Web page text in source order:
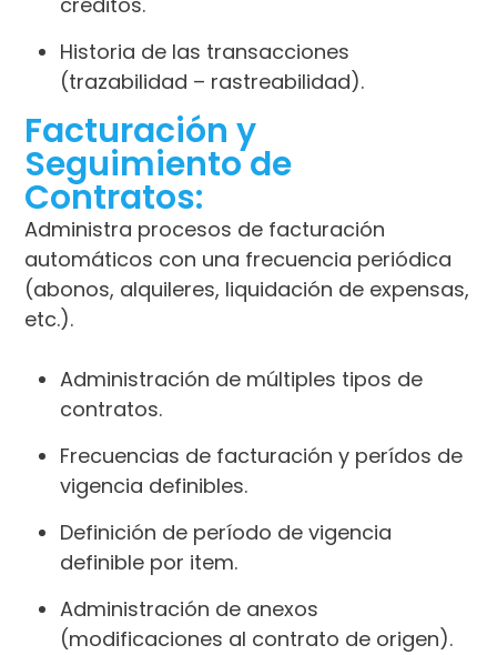
Historia de las transacciones
(trazabilidad – rastreabilidad).
Facturación y
Seguimiento de
Contratos:
Administra procesos de facturación
automáticos con una frecuencia periódica
(abonos, alquileres, liquidación de expensas,
etc.).
Administración de múltiples tipos de
contratos.
Frecuencias de facturación y perídos de
vigencia definibles.
Definición de período de vigencia
definible por item.
Administración de anexos
(modificaciones al contrato de origen).